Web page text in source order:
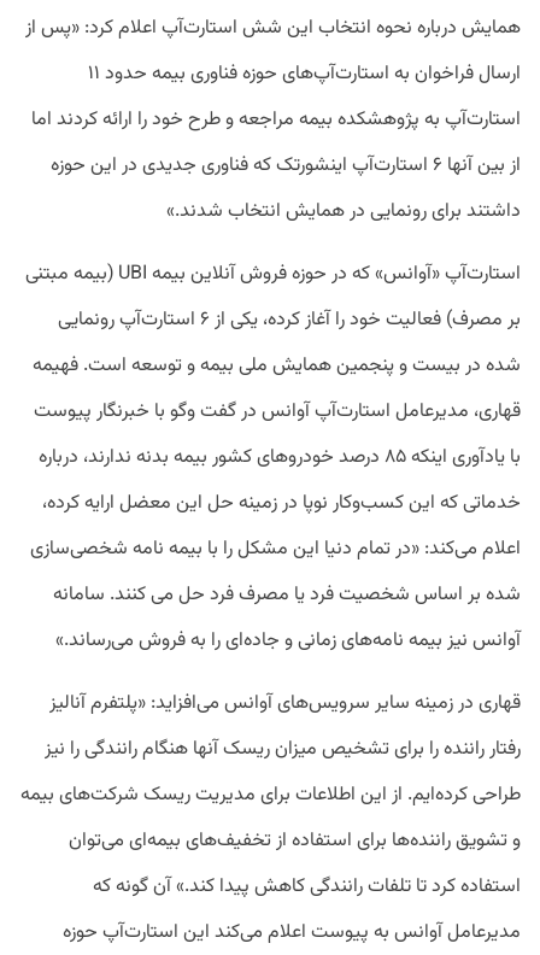
همایش درباره نحوه انتخاب این شش استارت‌آپ اعلام کرد: «پس از
ارسال فراخوان به استارت‌آپ‌های حوزه فناوری بیمه حدود ۱۱
استارت‌آپ به پژوهشکده بیمه مراجعه و طرح خود را ارائه کردند اما
از بین آنها ۶ استارت‌آپ اینشورتک که فناوری جدیدی در این حوزه
داشتند برای رونمایی در همایش انتخاب شدند.»
استارت‌آپ «آوانس» که در حوزه فروش آنلاین بیمه UBI (بیمه مبتنی
بر مصرف) فعالیت خود را آغاز کرده، یکی از ۶ استارت‌آپ رونمایی
شده در بیست و پنجمین همایش ملی بیمه و توسعه است. فهیمه
قهاری، مدیرعامل استارت‌آپ آوانس در گفت وگو با خبرنگار پیوست
با یادآوری اینکه ۸۵ درصد خودروهای کشور بیمه بدنه ندارند، درباره
خدماتی که این کسب‌وکار نوپا در زمینه حل این معضل ارایه کرده،
اعلام می‌کند: «در تمام دنیا این مشکل را با بیمه نامه شخصی‌سازی
شده بر اساس شخصیت فرد یا مصرف فرد حل می کنند. سامانه
آوانس نیز بیمه نامه‌های زمانی و جاده‌ای را به فروش می‌رساند.»
قهاری در زمینه سایر سرویس‌های آوانس می‌افزاید: «پلتفرم آنالیز
رفتار راننده را برای تشخیص میزان ریسک آنها هنگام رانندگی را نیز
طراحی کرده‌ایم. از این اطلاعات برای مدیریت ریسک شرکت‌های بیمه
و تشویق راننده‌ها برای استفاده از تخفیف‌های بیمه‌ای می‌توان
استفاده کرد تا تلفات رانندگی کاهش پیدا کند.» آن گونه که
مدیرعامل آوانس به پیوست اعلام می‌کند این استارت‌آپ حوزه